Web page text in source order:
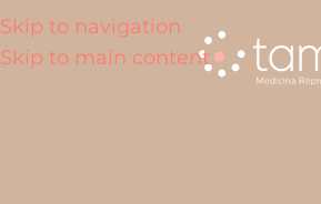
Skip to navigation
Skip to main content